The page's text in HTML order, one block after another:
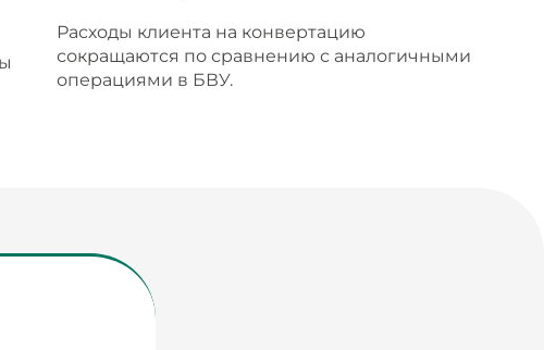
Расходы клиента на конвертацию
сокращаются по сравнению с аналогичными
операциями в БВУ.